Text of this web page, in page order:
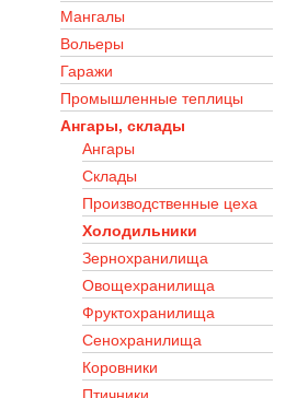
Мангалы
Вольеры
Гаражи
Промышленные теплицы
Ангары, склады
Ангары
Склады
Производственные цеха
Холодильники
Зернохранилища
Овощехранилища
Фруктохранилища
Сенохранилища
Коровники
Птичники